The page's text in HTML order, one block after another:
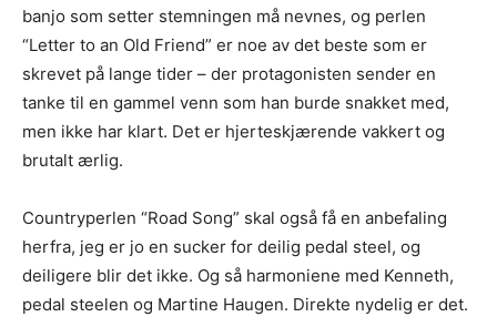
Ønsker du omtale på Dust of Daylight?
banjo som setter stemningen må nevnes, og perlen
“Letter to an Old Friend” er noe av det beste som er
skrevet på lange tider – der protagonisten sender en
tanke til en gammel venn som han burde snakket med,
men ikke har klart. Det er hjerteskjærende vakkert og
brutalt ærlig.
Countryperlen “Road Song” skal også få en anbefaling
herfra, jeg er jo en sucker for deilig pedal steel, og
deiligere blir det ikke. Og så harmoniene med Kenneth,
pedal steelen og Martine Haugen. Direkte nydelig er det.